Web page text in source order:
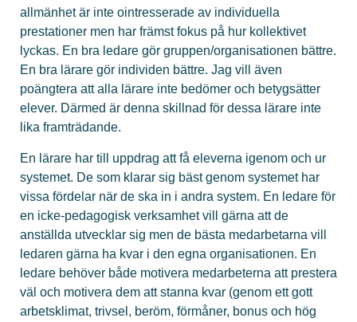
allmänhet är inte ointresserade av individuella
prestationer men har främst fokus på hur kollektivet
lyckas. En bra ledare gör gruppen/organisationen bättre.
En bra lärare gör individen bättre. Jag vill även
poängtera att alla lärare inte bedömer och betygsätter
elever. Därmed är denna skillnad för dessa lärare inte
lika framträdande.
En lärare har till uppdrag att få eleverna igenom och ur
systemet. De som klarar sig bäst genom systemet har
vissa fördelar när de ska in i andra system. En ledare för
en icke-pedagogisk verksamhet vill gärna att de
anställda utvecklar sig men de bästa medarbetarna vill
ledaren gärna ha kvar i den egna organisationen. En
ledare behöver både motivera medarbeterna att prestera
väl och motivera dem att stanna kvar (genom ett gott
arbetsklimat, trivsel, beröm, förmåner, bonus och hög